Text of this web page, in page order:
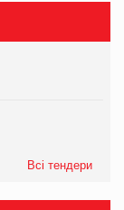
Всі тендери